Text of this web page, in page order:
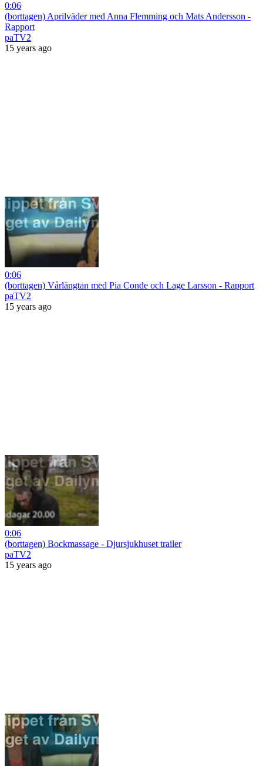
0:06
(borttagen) Aprilväder med Anna Flemming och Mats Andersson -
Rapport
paTV2
15 years ago
0:06
(borttagen) Vårlängtan med Pia Conde och Lage Larsson - Rapport
paTV2
15 years ago
0:06
(borttagen) Bockmassage - Djursjukhuset trailer
paTV2
15 years ago